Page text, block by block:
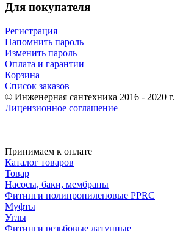
Для покупателя
Регистрация
Напомнить пароль
Изменить пароль
Оплата и гарантии
Корзина
Список заказов
© Инженерная сантехника 2016 - 2020 г.
Лицензионное соглашение
Принимаем к оплате
Каталог товаров
Товар
Насосы, баки, мембраны
Фитинги полипропиленовые PPRC
Муфты
Углы
Фитинги резьбовые латунные